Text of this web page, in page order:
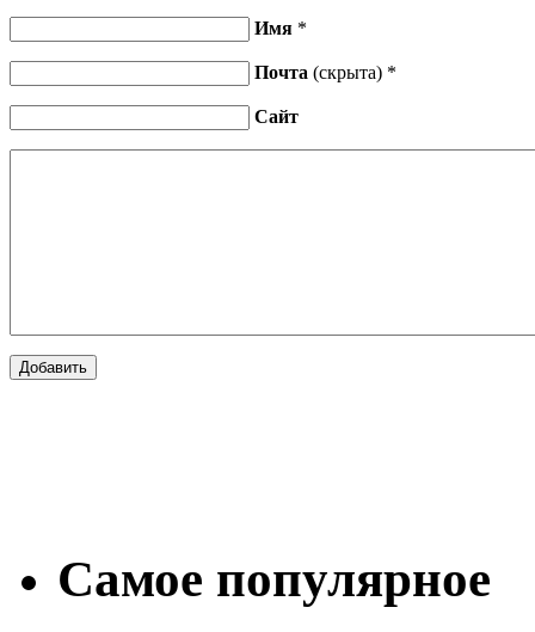
Имя *
Почта (скрыта) *
Сайт
Самое популярное